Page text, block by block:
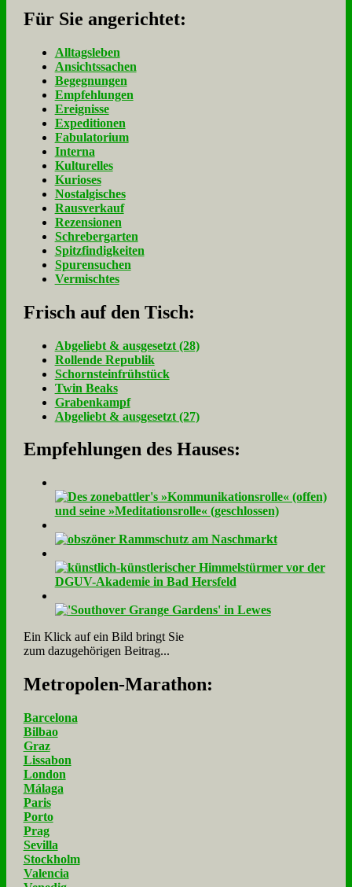
Für Sie an­ge­rich­tet:
Alltagsleben
Ansichtssachen
Begegnungen
Empfehlungen
Ereignisse
Expeditionen
Fabulatorium
Interna
Kulturelles
Kurioses
Nostalgisches
Rausverkauf
Rezensionen
Schrebergarten
Spitzfindigkeiten
Spurensuchen
Vermischtes
Frisch auf den Tisch:
Ab­ge­liebt & aus­ge­setzt (28)
Rol­len­de Re­pu­blik
Schorn­stein­früh­stück
Twin Beaks
Gra­ben­kampf
Ab­ge­liebt & aus­ge­setzt (27)
Empfehlungen des Hauses:
Ein Klick auf ein Bild bringt Sie
zum dazugehörigen Beitrag...
Me­tro­po­len-Ma­ra­thon:
Barcelona
Bilbao
Graz
Lissabon
London
Málaga
Paris
Porto
Prag
Sevilla
Stockholm
Valencia